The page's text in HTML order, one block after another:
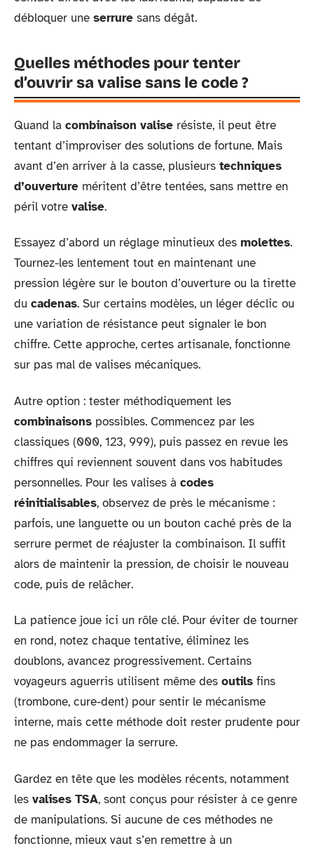
débloquer une serrure sans dégât.
Quelles méthodes pour tenter
d’ouvrir sa valise sans le code ?
Quand la combinaison valise résiste, il peut être
tentant d’improviser des solutions de fortune. Mais
avant d’en arriver à la casse, plusieurs techniques
d’ouverture méritent d’être tentées, sans mettre en
péril votre valise.
Essayez d’abord un réglage minutieux des molettes.
Tournez-les lentement tout en maintenant une
pression légère sur le bouton d’ouverture ou la tirette
du cadenas. Sur certains modèles, un léger déclic ou
une variation de résistance peut signaler le bon
chiffre. Cette approche, certes artisanale, fonctionne
sur pas mal de valises mécaniques.
Autre option : tester méthodiquement les
combinaisons possibles. Commencez par les
classiques (000, 123, 999), puis passez en revue les
chiffres qui reviennent souvent dans vos habitudes
personnelles. Pour les valises à codes
réinitialisables, observez de près le mécanisme :
parfois, une languette ou un bouton caché près de la
serrure permet de réajuster la combinaison. Il suffit
alors de maintenir la pression, de choisir le nouveau
code, puis de relâcher.
La patience joue ici un rôle clé. Pour éviter de tourner
en rond, notez chaque tentative, éliminez les
doublons, avancez progressivement. Certains
voyageurs aguerris utilisent même des outils fins
(trombone, cure-dent) pour sentir le mécanisme
interne, mais cette méthode doit rester prudente pour
ne pas endommager la serrure.
Gardez en tête que les modèles récents, notamment
les valises TSA, sont conçus pour résister à ce genre
de manipulations. Si aucune de ces méthodes ne
fonctionne, mieux vaut s’en remettre à un